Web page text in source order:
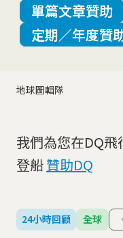
地球圖輯隊
單篇文章贊助
定期／年度贊
我們為您在DQ
登船贊助DQ
24小時回顧 全球